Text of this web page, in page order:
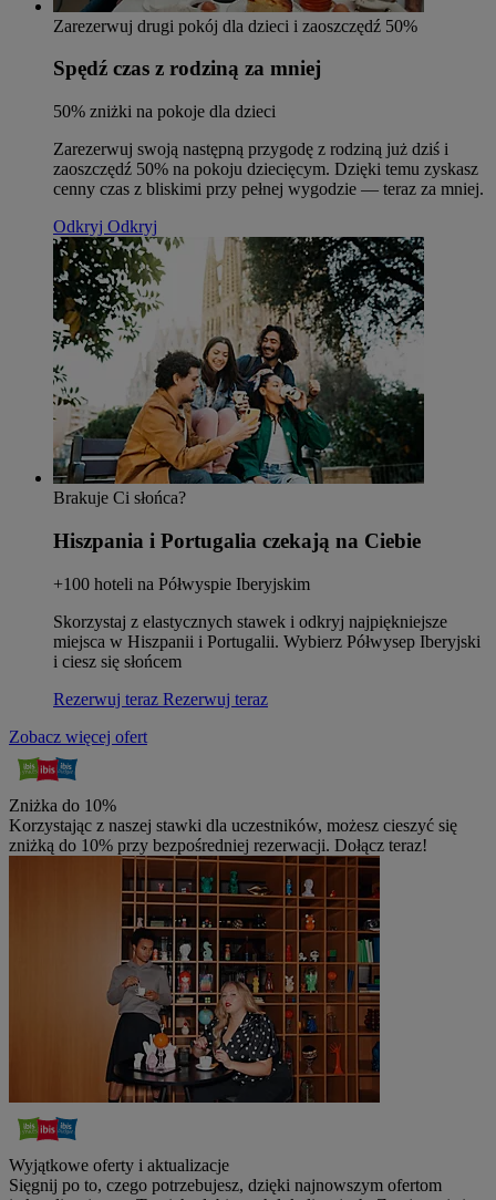
Zarezerwuj drugi pokój dla dzieci i zaoszczędź 50%
Spędź czas z rodziną za mniej
50% zniżki na pokoje dla dzieci
Zarezerwuj swoją następną przygodę z rodziną już dziś i
zaoszczędź 50% na pokoju dziecięcym. Dzięki temu zyskasz
cenny czas z bliskimi przy pełnej wygodzie — teraz za mniej.
Odkryj Odkryj
Brakuje Ci słońca?
Hiszpania i Portugalia czekają na Ciebie
+100 hoteli na Półwyspie Iberyjskim
Skorzystaj z elastycznych stawek i odkryj najpiękniejsze
miejsca w Hiszpanii i Portugalii. Wybierz Półwysep Iberyjski
i ciesz się słońcem
Rezerwuj teraz Rezerwuj teraz
Zobacz więcej ofert
Zniżka do 10%
Korzystając z naszej stawki dla uczestników, możesz cieszyć się
zniżką do 10% przy bezpośredniej rezerwacji. Dołącz teraz!
Wyjątkowe oferty i aktualizacje
Sięgnij po to, czego potrzebujesz, dzięki najnowszym ofertom